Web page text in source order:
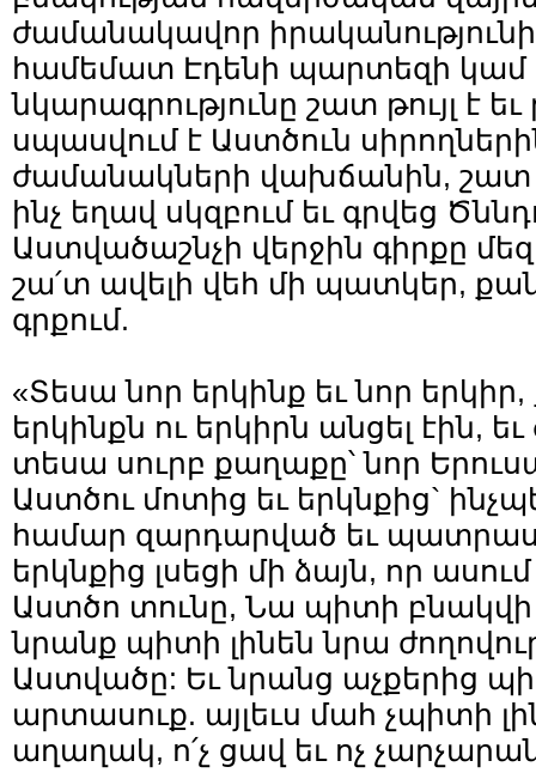
ժամանակավոր
համեմատ Էդենի պարտեզի
նկարագրությունը շատ թույլ է եւ
սպասվում է Աստծուն
ժամանակների վախճանին, շատ
ինչ եղավ սկզբում եւ գրվեց
Աստվածաշնչի վերջին գիրքը
շա՛տ ավելի վեհ մի պատկեր,
գրքում.
«Տեսա նոր երկինք եւ նոր
երկինքն ու երկիրն անցել էին, եւ
տեսա սուրբ քաղաքը՝ նոր
Աստծու մոտից եւ երկնքից`
համար զարդարված եւ
երկնքից լսեցի մի ձայն, որ
Աստծո տունը, Նա պիտի բնակվի
նրանք պիտի լինեն նրա
Աստվածը: Եւ նրանց աչքերից
արտասուք. այլեւս մահ չպիտի
աղաղակ, ո՛չ ցավ եւ ոչ